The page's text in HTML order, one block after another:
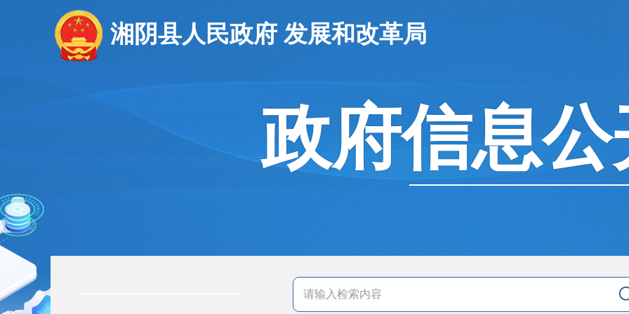
湘阴县人民政府 发展和改革局
政府信息公